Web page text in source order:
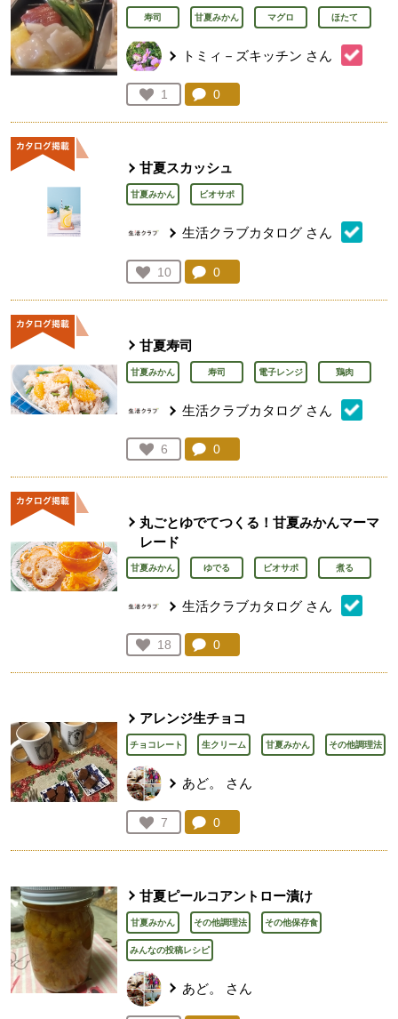
寿司 甘夏みかん マグロ ほたて
トミィ－ズキッチン さん
お気に入り登録：
1
人が登録
コメント：
0
甘夏スカッシュ
甘夏みかん ビオサポ
生活クラブカタログ さん
お気に入り登録：
10
人が登録
コメント：
0
甘夏寿司
甘夏みかん 寿司 電子レンジ 鶏肉
生活クラブカタログ さん
お気に入り登録：
6
人が登録
コメント：
0
丸ごとゆでてつくる！甘夏みかんマーマ
レード
甘夏みかん ゆでる ビオサポ 煮る
生活クラブカタログ さん
お気に入り登録：
18
人が登録
コメント：
0
アレンジ生チョコ
チョコレート 生クリーム 甘夏みかん その他調理法
あど。 さん
お気に入り登録：
7
人が登録
コメント：
0
甘夏ピールコアントロー漬け
甘夏みかん その他調理法 その他保存食
みんなの投稿レシピ
あど。 さん